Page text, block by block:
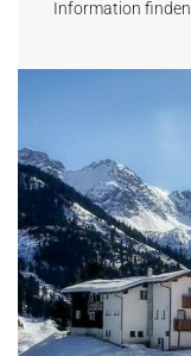
Information finden